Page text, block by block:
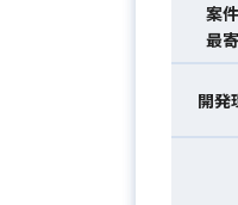
案
最
開発